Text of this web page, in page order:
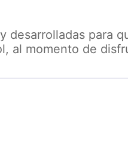
desarrolladas para
al momento de